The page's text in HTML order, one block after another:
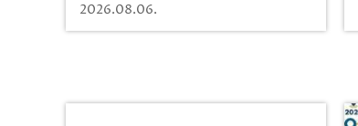
2026.08.06.